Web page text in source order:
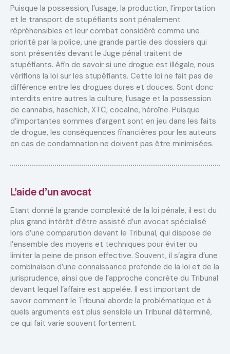
Puisque la possession, l’usage, la production, l’importation
et le transport de stupéfiants sont pénalement
répréhensibles et leur combat considéré comme une
priorité par la police, une grande partie des dossiers qui
sont présentés devant le Juge pénal traitent de
stupéfiants. Afin de savoir si une drogue est illégale, nous
vérifions la loi sur les stupéfiants. Cette loi ne fait pas de
différence entre les drogues dures et douces. Sont donc
interdits entre autres la culture, l’usage et la possession
de cannabis, haschich, XTC, cocaÏne, héroïne. Puisque
d’importantes sommes d’argent sont en jeu dans les faits
de drogue, les conséquences financières pour les auteurs
en cas de condamnation ne doivent pas être minimisées.
L’aide d’un avocat
Etant donné la grande complexité de la loi pénale, il est du
plus grand intérêt d’être assisté d’un avocat spécialisé
lors d’une comparution devant le Tribunal, qui dispose de
l’ensemble des moyens et techniques pour éviter ou
limiter la peine de prison effective. Souvent, il s’agira d’une
combinaison d’une connaissance profonde de la loi et de la
jurisprudence, ainsi que de l’approche concrète du Tribunal
devant lequel l’affaire est appelée. Il est important de
savoir comment le Tribunal aborde la problématique et à
quels arguments est plus sensible un Tribunal déterminé,
ce qui fait varie souvent fortement.